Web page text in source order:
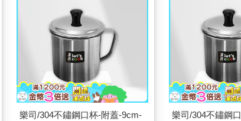
樂司/304不鏽鋼口杯-附蓋-9cm-
樂司/304不鏽鋼